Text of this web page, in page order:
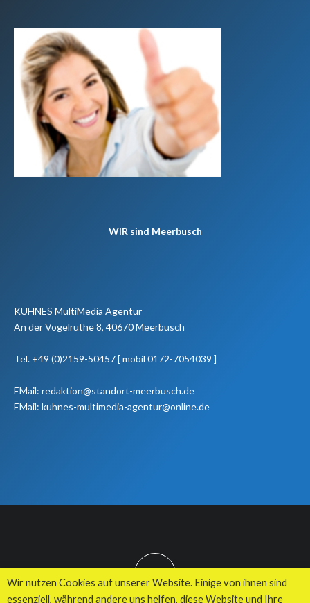
WIR sind Meerbusch
KUHNES MultiMedia Agentur
An der Vogelruthe 8, 40670 Meerbusch
Tel. +49 (0)2159-50457 [ mobil 0172-7054039 ]
EMail: redaktion@standort-meerbusch.de
EMail: kuhnes-multimedia-agentur@online.de
TOP
Wir nutzen Cookies auf unserer Website. Einige von ihnen sind
essenziell, während andere uns helfen, diese Website und Ihre